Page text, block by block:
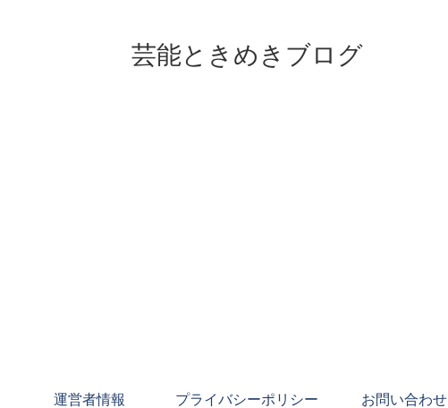
芸能ときめきブログ
運営者情報 プライバシーポリシー お問い合わせ